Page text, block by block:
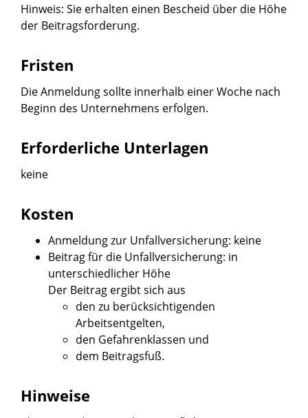
Hinweis: Sie erhalten einen Bescheid über die Höhe
der Beitragsforderung.
Fristen
Die Anmeldung sollte innerhalb einer Woche nach
Beginn des Unternehmens erfolgen.
Erforderliche Unterlagen
keine
Kosten
Anmeldung zur Unfallversicherung: keine
Beitrag für die Unfallversicherung: in
unterschiedlicher Höhe
Der Beitrag ergibt sich aus
den zu berücksichtigenden
Arbeitsentgelten,
den Gefahrenklassen und
dem Beitragsfuß.
Hinweise